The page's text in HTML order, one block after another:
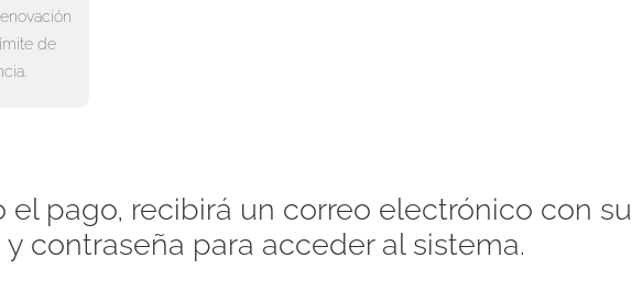
de
el pago, recibirá un correo electrónico con su
contraseña para acceder al sistema.